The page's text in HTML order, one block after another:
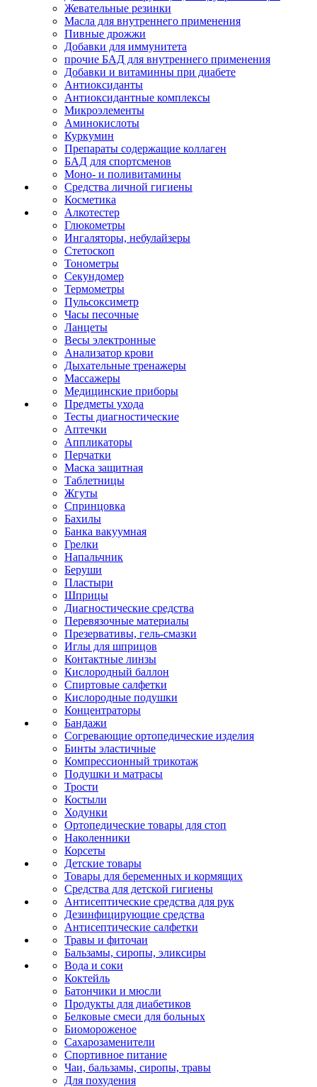
Жевательные резинки
Масла для внутреннего применения
Пивные дрожжи
Добавки для иммунитета
прочие БАД для внутреннего применения
Добавки и витаминны при диабете
Антиоксиданты
Антиоксидантные комплексы
Микроэлементы
Аминокислоты
Куркумин
Препараты содержащие коллаген
БАД для спортсменов
Моно- и поливитамины
Средства личной гигиены
Косметика
Алкотестер
Глюкометры
Ингаляторы, небулайзеры
Стетоскоп
Тонометры
Секундомер
Термометры
Пульсоксиметр
Часы песочные
Ланцеты
Весы электронные
Анализатор крови
Дыхательные тренажеры
Массажеры
Медицинские приборы
Предметы ухода
Тесты диагностические
Аптечки
Аппликаторы
Перчатки
Маска защитная
Таблетницы
Жгуты
Спринцовка
Бахилы
Банка вакуумная
Грелки
Напальчник
Беруши
Пластыри
Шприцы
Диагностические средства
Перевязочные материалы
Презервативы, гель-смазки
Иглы для шприцов
Контактные линзы
Кислородный баллон
Спиртовые салфетки
Кислородные подушки
Концентраторы
Бандажи
Согревающие ортопедические изделия
Бинты эластичные
Компрессионный трикотаж
Подушки и матрасы
Трости
Костыли
Ходунки
Ортопедические товары для стоп
Наколенники
Корсеты
Детские товары
Товары для беременных и кормящих
Средства для детской гигиены
Антисептические средства для рук
Дезинфицирующие средства
Антисептические салфетки
Травы и фиточаи
Бальзамы, сиропы, эликсиры
Вода и соки
Коктейль
Батончики и мюсли
Продукты для диабетиков
Белковые смеси для больных
Биомороженое
Сахарозаменители
Спортивное питание
Чаи, бальзамы, сиропы, травы
Для похудения